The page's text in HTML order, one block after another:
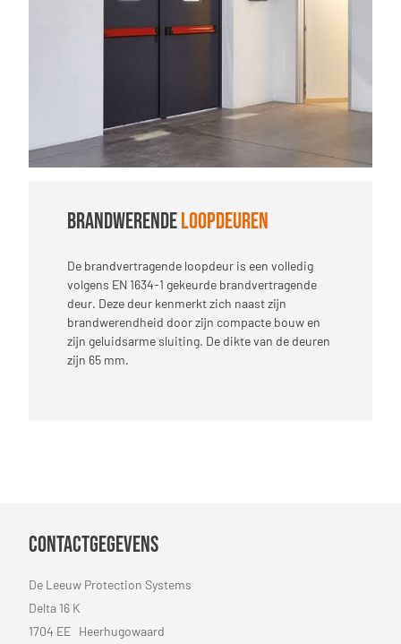
Brandwerendeloopdeuren
De brandvertragende loopdeur is een volledig
volgens EN 1634-1 gekeurde brandvertragende
deur. Deze deur kenmerkt zich naast zijn
brandwerendheid door zijn compacte bouw en
zijn geluidsarme sluiting. De dikte van de deuren
zijn 65 mm.
Contactgegevens
De Leeuw Protection Systems
Delta 16 K
1704 EE Heerhugowaard